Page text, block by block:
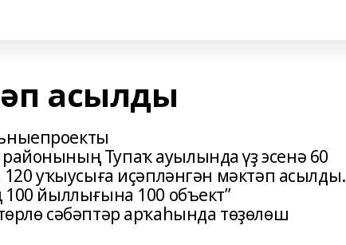
асылды
Тупаҡ ауылында үҙ эсенә 60
уҡыусыға иҫәпләнгән мәктәп асылды.
йыллығына 100 объект”
сәбәптәр арҡаһында төҙөлөш